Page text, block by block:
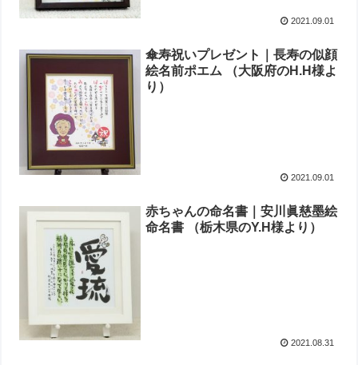
2021.09.01
傘寿祝いプレゼント｜長寿の似顔
絵名前ポエム （大阪府のH.H様よ
り）
2021.09.01
赤ちゃんの命名書｜安川眞慈墨絵
命名書 （栃木県のY.H様より）
2021.08.31